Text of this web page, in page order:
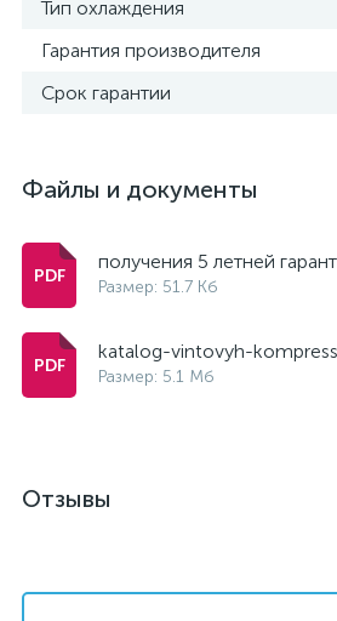
Тип охлаждения
Гарантия производителя
Срок гарантии
Файлы и документы
получения 5 летней
Размер: 51.7 Кб
katalog-vintovyh-
Размер: 5.1 Мб
Отзывы